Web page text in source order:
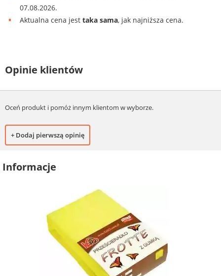
07.08.2026.
Aktualna cena jest taka sama, jak najniższa cena.
Opinie klientów
Oceń produkt i pomóż innym klientom w wyborze.
+ Dodaj pierwszą opinię
Informacje